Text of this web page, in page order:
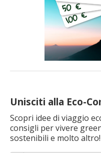
Unisciti alla Eco-
Scopri idee di viaggio
consigli per vivere
sostenibili e molto altro!